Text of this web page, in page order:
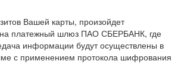
Вашей карты, произойдет
платежный шлюз ПАО СБЕРБАНК, где
информации будут осуществлены в
с применением протокола шифрования